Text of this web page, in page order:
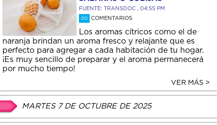
FUENTE: TRANSDOC , 04:55 PM
00 COMENTARIOS
Los aromas cítricos como el de
naranja brindan un aroma fresco y relajante que es
perfecto para agregar a cada habitación de tu hogar.
¡Es muy sencillo de preparar y el aroma permanecerá
por mucho tiempo!
VER MÁS >
MARTES 7 DE OCTUBRE DE 2025